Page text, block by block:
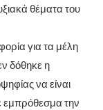
θέματα του
για τα μέλη
δόθηκε η
να είναι
εμπρόθεσμα την